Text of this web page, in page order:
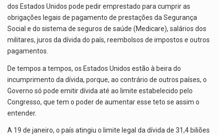
dos Estados Unidos pode pedir emprestado para cumprir as
obrigações legais de pagamento de prestações da Segurança
Social e do sistema de seguros de saúde (Medicare), salários dos
militares, juros da dívida do país, reembolsos de impostos e outros
pagamentos.
De tempos a tempos, os Estados Unidos estão à beira do
incumprimento da dívida, porque, ao contrário de outros países, o
Governo só pode emitir dívida até ao limite estabelecido pelo
Congresso, que tem o poder de aumentar esse teto se assim o
entender.
A 19 de janeiro, o país atingiu o limite legal da dívida de 31,4 biliões